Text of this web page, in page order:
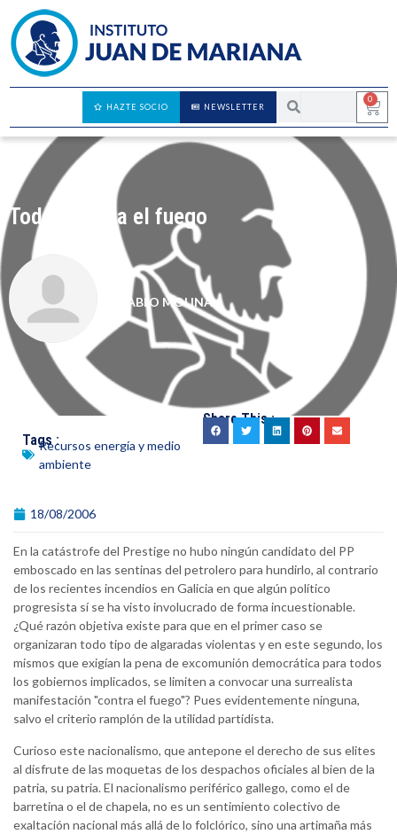
0
NEWSLETTER
HAZTE SOCIO
Todos contra el fuego
PABLO MOLINA
Tags :
Recursos energía y medio
ambiente
Share This :
18/08/2006
En la catástrofe del Prestige no hubo ningún candidato del PP
emboscado en las sentinas del petrolero para hundirlo, al contrario
de los recientes incendios en Galicia en que algún político
progresista sí se ha visto involucrado de forma incuestionable.
¿Qué razón objetiva existe para que en el primer caso se
organizaran todo tipo de algaradas violentas y en este segundo, los
mismos que exigían la pena de excomunión democrática para todos
los gobiernos implicados, se limiten a convocar una surrealista
manifestación "contra el fuego"? Pues evidentemente ninguna,
salvo el criterio ramplón de la utilidad partidista.
Curioso este nacionalismo, que antepone el derecho de sus elites
al disfrute de las moquetas de los despachos oficiales al bien de la
patria, su patria. El nacionalismo periférico gallego, como el de
barretina o el de chapela, no es un sentimiento colectivo de
exaltación nacional más allá de lo folclórico, sino una artimaña más